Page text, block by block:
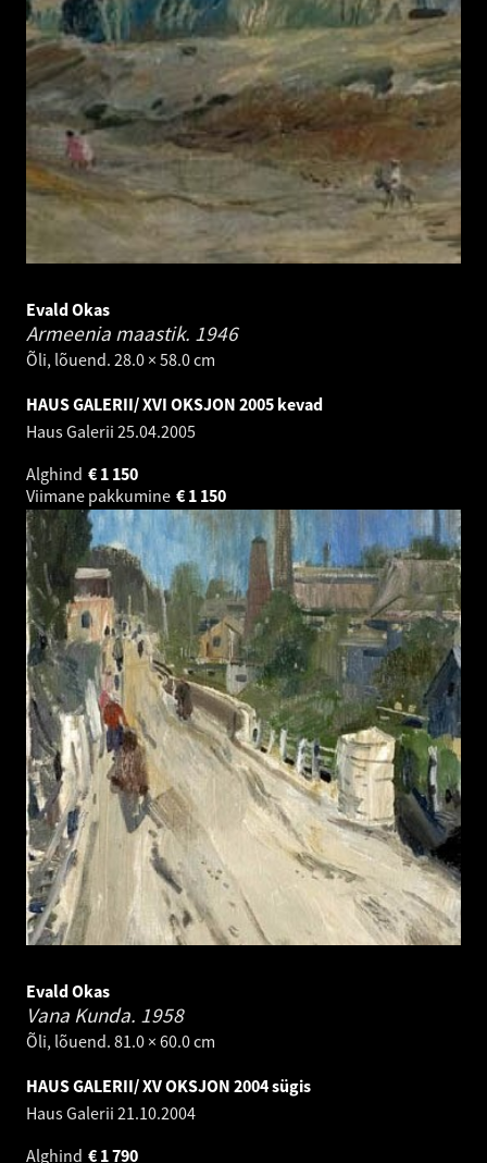
Evald Okas
Armeenia maastik. 1946
Õli, lõuend. 28.0 × 58.0 cm
HAUS GALERII/ XVI OKSJON 2005 kevad
Haus Galerii 25.04.2005
Alghind
1 150
€
Viimane pakkumine
1 150
€
Evald Okas
Vana Kunda. 1958
Õli, lõuend. 81.0 × 60.0 cm
HAUS GALERII/ XV OKSJON 2004 sügis
Haus Galerii 21.10.2004
Alghind
1 790
€